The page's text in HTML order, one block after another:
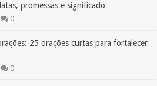
promessas e significado
0
25 orações curtas para fortalecer
0